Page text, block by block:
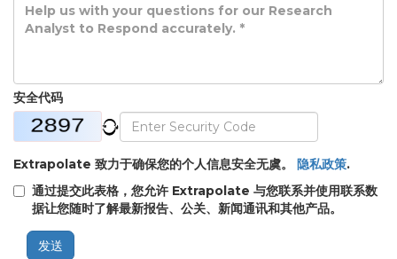
安全代码
Extrapolate 致力于确保您的个人信息安全无虞。 隐私政策.
通过提交此表格，您允许 Extrapolate 与您联系并使用联系数
据让您随时了解最新报告、公关、新闻通讯和其他产品。
发送